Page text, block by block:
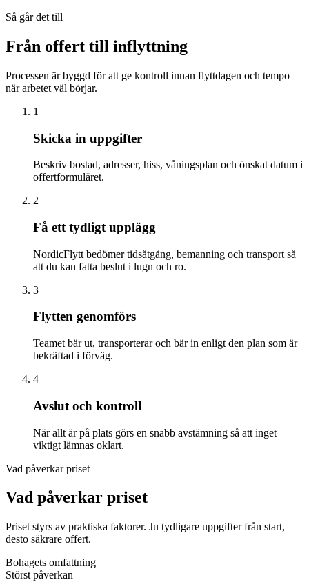
Så går det till
Från offert till inflyttning
Processen är byggd för att ge kontroll innan flyttdagen och tempo
när arbetet väl börjar.
1
Skicka in uppgifter
Beskriv bostad, adresser, hiss, våningsplan och önskat datum i
offertformuläret.
2
Få ett tydligt upplägg
NordicFlytt bedömer tidsåtgång, bemanning och transport så
att du kan fatta beslut i lugn och ro.
3
Flytten genomförs
Teamet bär ut, transporterar och bär in enligt den plan som är
bekräftad i förväg.
4
Avslut och kontroll
När allt är på plats görs en snabb avstämning så att inget
viktigt lämnas oklart.
Vad påverkar priset
Vad påverkar priset
Priset styrs av praktiska faktorer. Ju tydligare uppgifter från start,
desto säkrare offert.
Bohagets omfattning
Störst påverkan